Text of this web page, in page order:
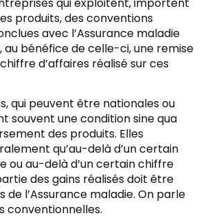
produits, des conventions
avec l’Assurance maladie
au bénéfice de celle-ci, une remise
d’affaires réalisé sur ces
qui peuvent être nationales ou
souvent une condition sine qua
des produits. Elles
qu’au-delà d’un certain
ou au-delà d’un certain chiffre
des gains réalisés doit être
de l’Assurance maladie. On parle
conventionnelles.